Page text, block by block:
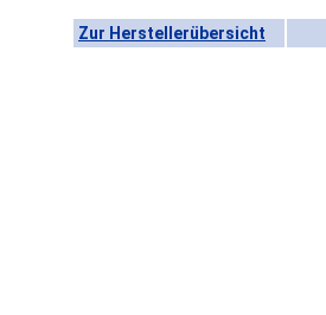
Zur Herstellerübersicht